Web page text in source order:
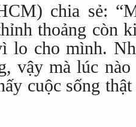
chia sẻ:
thoảng còn
lo cho mình.
vậy mà lúc
cuộc sống